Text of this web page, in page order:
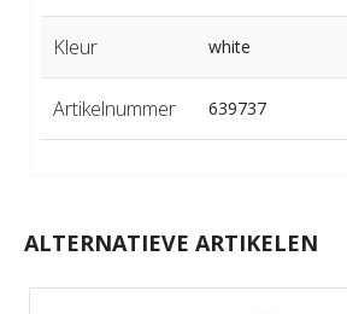
Kleur white
Artikelnummer 639737
ALTERNATIEVE ARTIKELEN